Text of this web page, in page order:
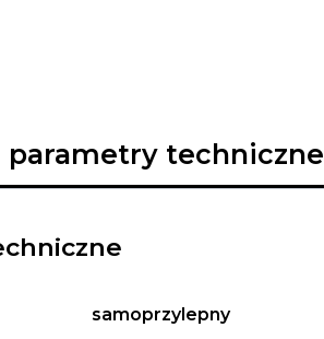
parametry techniczne
samoprzylepny